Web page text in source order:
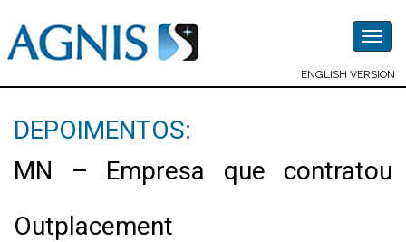
ENGLISH VERSION
DEPOIMENTOS:
MN – Empresa que contratou
Outplacement